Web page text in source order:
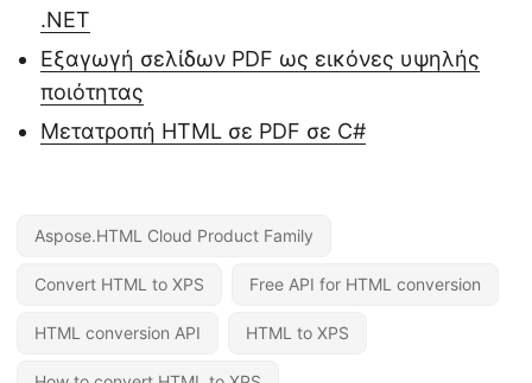
.NET
Εξαγωγή σελίδων PDF ως εικόνες υψηλής
ποιότητας
Μετατροπή HTML σε PDF σε C#
Aspose.HTML Cloud Product Family
Convert HTML to XPS Free API for HTML conversion
HTML conversion API HTML to XPS